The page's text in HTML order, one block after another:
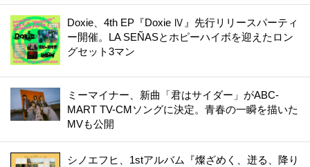
Doxie、4th EP『Doxie Ⅳ』先行リリースパーティ
ー開催。LA SEÑASとホピーハイボを迎えたロン
グセット3マン
ミーマイナー、新曲「君はサイダー」がABC-
MART TV-CMソングに決定。青春の一瞬を描いた
MVも公開
シノエフヒ、1stアルバム『燦ざめく、迸る、降り